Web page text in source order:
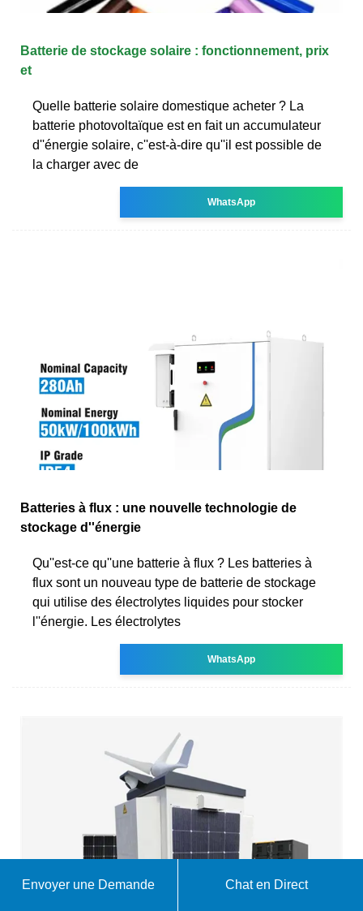
Batterie de stockage solaire : fonctionnement, prix
et
Quelle batterie solaire domestique acheter ? La
batterie photovoltaïque est en fait un accumulateur
d''énergie solaire, c''est-à-dire qu''il est possible de
la charger avec de
WhatsApp
Batteries à flux : une nouvelle technologie de
stockage d''énergie
Qu''est-ce qu''une batterie à flux ? Les batteries à
flux sont un nouveau type de batterie de stockage
qui utilise des électrolytes liquides pour stocker
l''énergie. Les électrolytes
WhatsApp
Envoyer une Demande Chat en Direct